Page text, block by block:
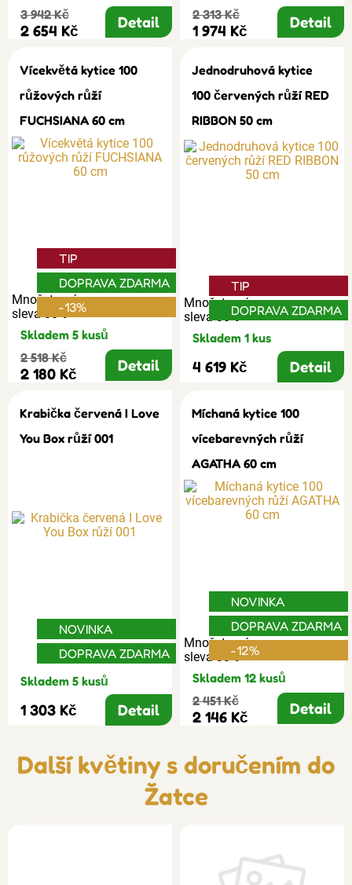
3 942 Kč
2 654 Kč Detail
2 313 Kč
1 974 Kč Detail
Vícekvětá kytice 100
růžových růží
FUCHSIANA 60 cm
Množstevní
sleva 30%
TIP
DOPRAVA ZDARMA
-13%
Skladem 5 kusů
2 518 Kč
2 180 Kč Detail
Jednodruhová kytice
100 červených růží RED
RIBBON 50 cm
Množstevní
sleva 30%
TIP
DOPRAVA ZDARMA
Skladem 1 kus
4 619 Kč Detail
Krabička červená I Love
You Box růží 001
NOVINKA
DOPRAVA ZDARMA
Skladem 5 kusů
1 303 Kč Detail
Míchaná kytice 100
vícebarevných růží
AGATHA 60 cm
Množstevní
sleva 30%
NOVINKA
DOPRAVA ZDARMA
-12%
Skladem 12 kusů
2 451 Kč
2 146 Kč Detail
Další květiny s doručením do
Žatce